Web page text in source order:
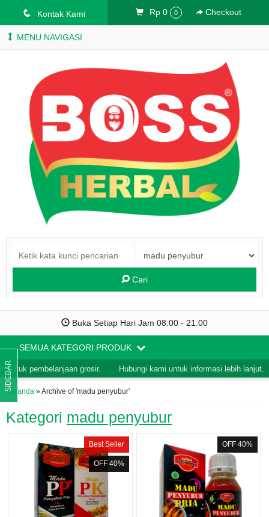
q Kontak Kami Rp 0 0 Checkout
MENU NAVIGASI
Cari
Buka Setiap Hari Jam 08:00 - 21:00
SEMUA KATEGORI PRODUK
untuk pembelanjaan grosir. Hubungi kami untuk informasi lebih lanjut.
Beranda »Archive of 'madu penyubur'
Kategori madu penyubur
Best Seller
OFF 40%
OFF 40%
SIDEBAR